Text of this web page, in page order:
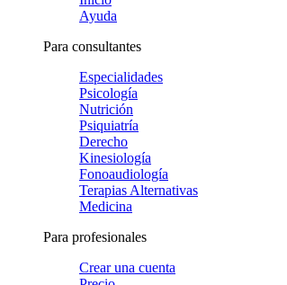
Ayuda
Para consultantes
Especialidades
Psicología
Nutrición
Psiquiatría
Derecho
Kinesiología
Fonoaudiología
Terapias Alternativas
Medicina
Para profesionales
Crear una cuenta